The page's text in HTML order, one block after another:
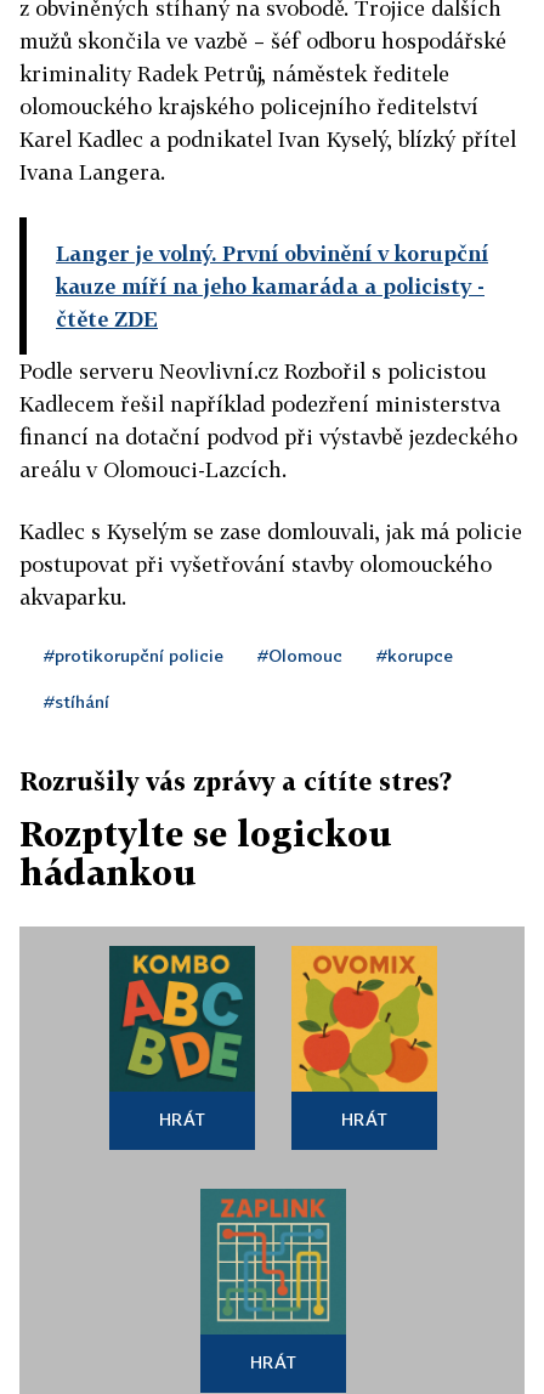
z obviněných stíhaný na svobodě. Trojice dalších
mužů skončila ve vazbě – šéf odboru hospodářské
kriminality Radek Petrůj, náměstek ředitele
olomouckého krajského policejního ředitelství
Karel Kadlec a podnikatel Ivan Kyselý, blízký přítel
Ivana Langera.
Langer je volný. První obvinění v korupční
kauze míří na jeho kamaráda a policisty-
čtěte ZDE
Podle serveru Neovlivní.cz Rozbořil s policistou
Kadlecem řešil například podezření ministerstva
financí na dotační podvod při výstavbě jezdeckého
areálu v Olomouci-Lazcích.
Kadlec s Kyselým se zase domlouvali, jak má policie
postupovat při vyšetřování stavby olomouckého
akvaparku.
#protikorupční policie #Olomouc #korupce
#stíhání
Rozrušily vás zprávy a cítíte stres?
Rozptylte se logickou
hádankou
HRÁT HRÁT
HRÁT